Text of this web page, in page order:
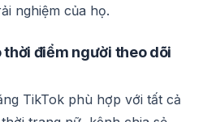
nghiệm của họ.
thời điểm người theo dõi
TikTok phù hợp với tất cả